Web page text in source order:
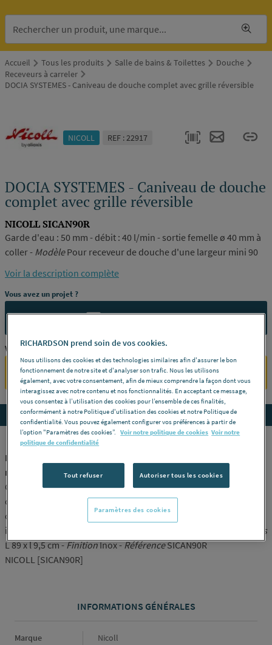
Accueil Tous les produits Salle de bains & Toilettes
Douche
Receveurs à carreler
DOCIA SYSTEMES - Caniveau de douche complet avec grille réversible
NICOLL REF : 22917
DOCIA SYSTEMES - Caniveau de douche
complet avec grille réversible
NICOLL SICAN90R
Garde d'eau : 50 mm - débit : 40 l/min - sortie femelle ø 40 mm à
coller - ModèlePour receveur de douche d'une largeur mini 90
cm comprenant : corps en plastique, cadre et grille réversible en
inox 304, siphon, bride, vis, pieds et cale de réglage -
L 89 x l 9,5 cm -Finition
Voir la description complète
Vous avez un projet ?
CONTACTEZ-NOUS
Vous êtes un professionnel ?
SE CONNECTER
Accedez aux détails du produit
DOCIA SYSTEMES - Caniveau de douche complet avec grille
réversible
Garde d'eau : 50 mm - débit : 40 l/min - sortie femelle ø 40 mm à
coller -
Pour receveur de douche d'une largeur mini 90
cm comprenant : corps en plastique, cadre et grille réversible en
inox 304, siphon, bride, vis, pieds et cale de réglage -
Dimensions
L 89 x l 9,5 cm -FinitionInox -RéférenceSICAN90R
NICOLL [SICAN90R]
INFORMATIONS GÉNÉRALES
Informations générales
Marque Nicoll
RICHARDSON prend soin de vos cookies.
Nous utilisons des cookies et des technologies similaires afin d'assurer le bon
fonctionnement de notre site et d'analyser son trafic. Nous les utilisons
également, avec votre consentement, afin de mieux comprendre la façon dont vous
interagissez avec notre contenu et nos fonctionnalités. En acceptant ce message,
vous consentez à l’utilisation des cookies pour l’ensemble de ces finalités,
conformément à notre Politique d'utilisation des cookies et notre Politique de
confidentialité. Vous pouvez également configurer vos préférences à partir de
l’option "Paramètres des cookies”. Voir notre politique de cookies Voir notre
politique de confidentialité
Tout refuser Autoriser tous les cookies
Paramètres des cookies